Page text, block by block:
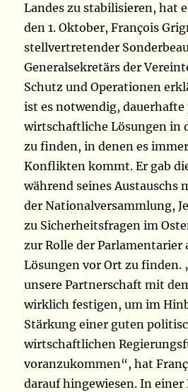
Landes zu stabilisieren, hat
den 1. Oktober, François
stellvertretender
Generalsekretärs der
Schutz und Operationen
ist es notwendig,
wirtschaftliche Lösungen in
zu finden, in denen es
Konflikten kommt. Er gab
während seines Austauschs
der Nationalversammlung,
zu Sicherheitsfragen im
zur Rolle der Parlamentarier
Lösungen vor Ort zu finden.
unsere Partnerschaft mit
wirklich festigen, um im
Stärkung einer guten
wirtschaftlichen
voranzukommen“, hat
darauf hingewiesen. In einer